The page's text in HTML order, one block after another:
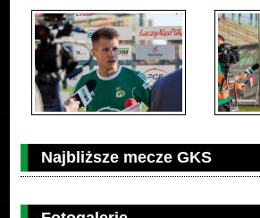
Najbliższe mecze GKS